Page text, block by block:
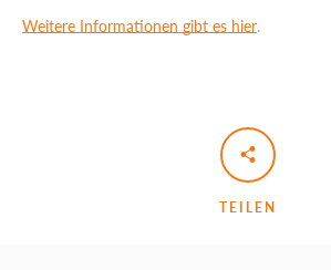
Weitere Informationen gibt es hier.
TEILEN